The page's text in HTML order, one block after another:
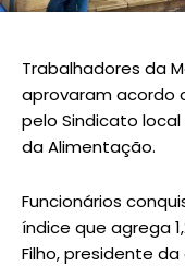
Trabalhadores da
aprovaram acordo
pelo Sindicato
da Alimentação.
Funcionários
índice que agrega
Filho, presidente